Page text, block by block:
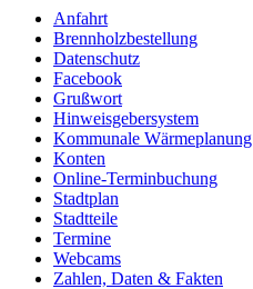
Anfahrt
Brennholzbestellung
Datenschutz
Facebook
Grußwort
Hinweisgebersystem
Kommunale Wärmeplanung
Konten
Online-Terminbuchung
Stadtplan
Stadtteile
Termine
Webcams
Zahlen, Daten & Fakten